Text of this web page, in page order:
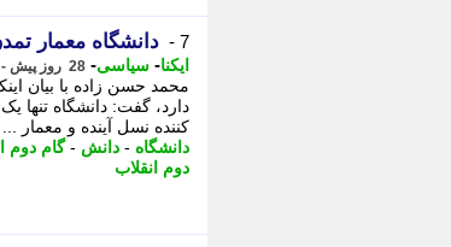
7 - دانشگاه معمار
ایکنا- سیاسی- 28 روز پیش - پنجشنبه 18 تیر 1405، 12:42
محمد حسن زاده با بیان
دارد، گفت: دانشگاه تنها
کننده نسل آینده و معمار ...
دانشگاه - دانش -گام دوم
دوم انقلاب